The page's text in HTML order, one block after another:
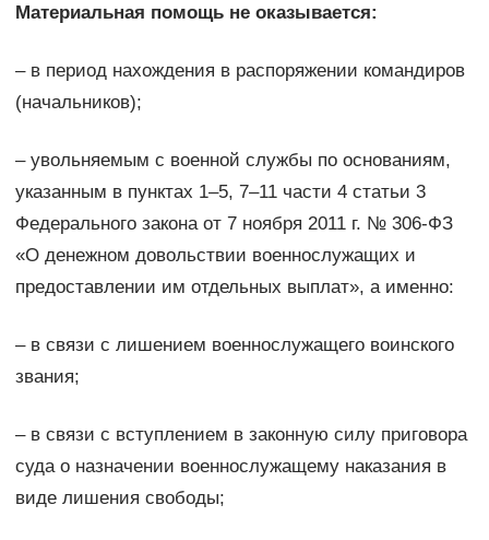
Материальная помощь не оказывается:
– в период нахождения в распоряжении командиров
(начальников);
– увольняемым с военной службы по основаниям,
указанным в пунктах 1–5, 7–11 части 4 статьи 3
Федерального закона от 7 ноября 2011 г. № 306-ФЗ
«О денежном довольствии военнослужащих и
предоставлении им отдельных выплат», а именно:
– в связи с лишением военнослужащего воинского
звания;
– в связи с вступлением в законную силу приговора
суда о назначении военнослужащему наказания в
виде лишения свободы;